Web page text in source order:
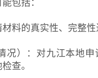
包括：
料的真实性、完整性
）：对九江本地申
查。